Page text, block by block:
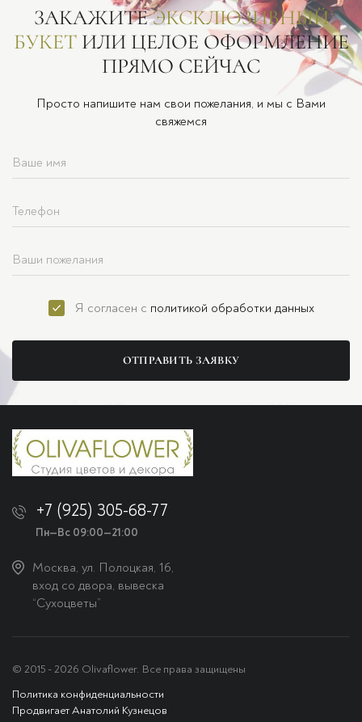
ЗАКАЖИТЕЭКСКЛЮЗИВНЫЙ
БУКЕТИЛИ ЦЕЛОЕ ОФОРМЛЕНИЕ
ПРЯМО СЕЙЧАС
Просто напишите нам свои пожелания, и мы с Вами
свяжемся
Я согласен с политикой обработки данных
ОТПРАВИТЬ ЗАЯВКУ
+7 (925) 305-68-77
Пн—Вс 09:00—21:00
Москва, ул. Полоцкая, 16,
вход со двора, вывеска
“Сухоцветы”
© 2015 - 2026 Olivaflower. Все права защищены
Политика конфиденциальности
Продвигает Анатолий Кузнецов